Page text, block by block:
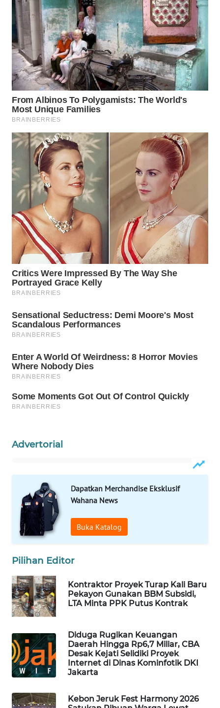
Advertorial
Dapatkan Merchandise Eksklusif
Wahana News
Buka Katalog
Pilihan Editor
Kontraktor Proyek Turap Kali Baru
Pekayon Gunakan BBM Subsidi,
LTA Minta PPK Putus Kontrak
Diduga Rugikan Keuangan
Daerah Hingga Rp6,7 Miliar, CBA
Desak Kejati Selidiki Proyek
Internet di Dinas Kominfotik DKI
Jakarta
Kebon Jeruk Fest Harmony 2026
LABUANBAJO
WN
BORNEO
Wahana
Media
Group
WAHANA
NEWS
WAHANA
TANI
WAHANA
ADVOKAT
WAHANA
INFRASTRUKTUR
WAHANA
KONSUMEN
WAHANA
WAHANA
TRAVEL
WAHANA
TV
WAHANANEWS
ID
CO ID
NET
WAHANA
SPORT
WAHANA
UMKM
WAHANA
SELEB
WAHANA
WAHANA
OTOMOTIF
WAHANA
HEALTH